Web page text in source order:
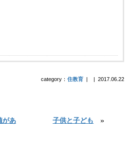
category：住教育 | |2017.06.22
があ
子供と子ども »